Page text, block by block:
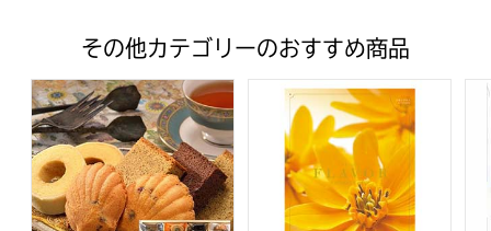
その他カテゴリーのおすすめ商品
神戸スイーツポート 港の風に吹かれて 【年間ギフト】
ハーモニック FLAVOR(フレ